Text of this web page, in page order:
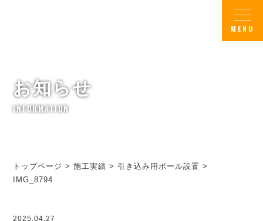
お知らせ
INFORMATION
トップページ >施工実績 > 引き込み用ポール設置 >
IMG_8794
2025.04.27